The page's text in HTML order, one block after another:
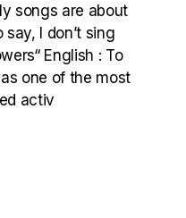
songs are about
I don’t sing
English : To
one of the most
activ